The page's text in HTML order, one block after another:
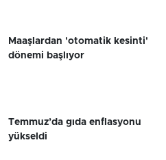
Maaşlardan 'otomatik kesinti'
dönemi başlıyor
Temmuz’da gıda enflasyonu
yükseldi